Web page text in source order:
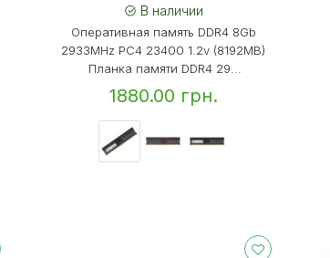
В наличии
Оперативная память DDR4 8Gb
2933MHz PC4 23400 1.2v (8192MB)
Планка памяти DDR4 29...
1880.00 грн.